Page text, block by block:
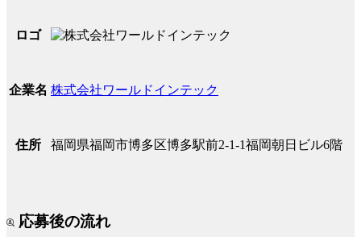
ロゴ
企業名 株式会社ワールドインテック
住所 福岡県福岡市博多区博多駅前2-1-1福岡朝日ビル6階
応募後の流れ